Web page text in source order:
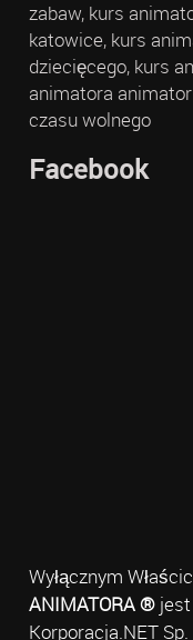
zabaw, kurs
katowice, kurs
dziecięcego, kurs
animatora
czasu wolnego
Facebook
Wyłącznym
ANIMATORA ®jest
Korporacja.NET Sp.